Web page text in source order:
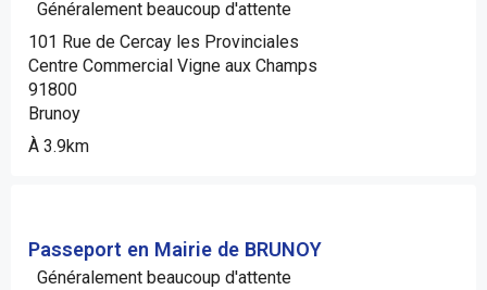
Généralement beaucoup d'attente
101 Rue de Cercay les Provinciales
Centre Commercial Vigne aux Champs
91800
Brunoy
À 3.9km
Passeport en Mairie de BRUNOY
Généralement beaucoup d'attente